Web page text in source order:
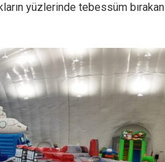
yüzlerinde tebessüm bırakan